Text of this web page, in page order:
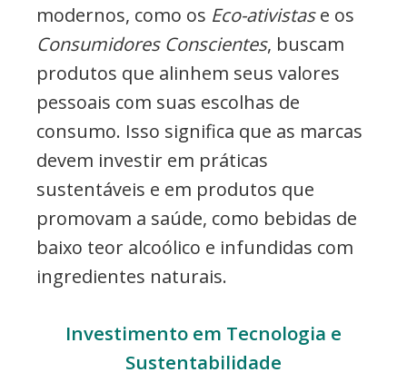
modernos, como os Eco-ativistase os
Consumidores Conscientes, buscam
produtos que alinhem seus valores
pessoais com suas escolhas de
consumo. Isso significa que as marcas
devem investir em práticas
sustentáveis e em produtos que
promovam a saúde, como bebidas de
baixo teor alcoólico e infundidas com
ingredientes naturais.
Investimento em Tecnologia e
Sustentabilidade